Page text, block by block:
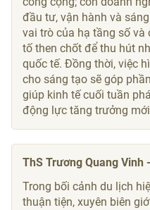
đầu tư, vận hành và
vai trò của hạ tầng số và
tố then chốt để thu hút
quốc tế. Đồng thời, việc
cho sáng tạo sẽ góp
giúp kinh tế cuối tuần
động lực tăng trưởng
ThS Trương Quang Vinh
Trong bối cảnh du lịch
thuận tiện, xuyên biên